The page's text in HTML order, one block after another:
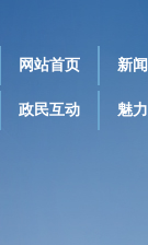
网站首页 新
政民互动 魅